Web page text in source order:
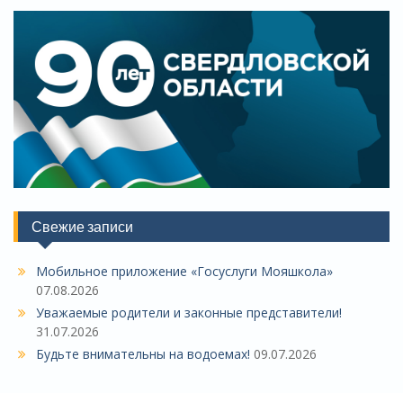
Свежие записи
Мобильное приложение «Госуслуги Мояшкола»
07.08.2026
Уважаемые родители и законные представители!
31.07.2026
Будьте внимательны на водоемах! 09.07.2026